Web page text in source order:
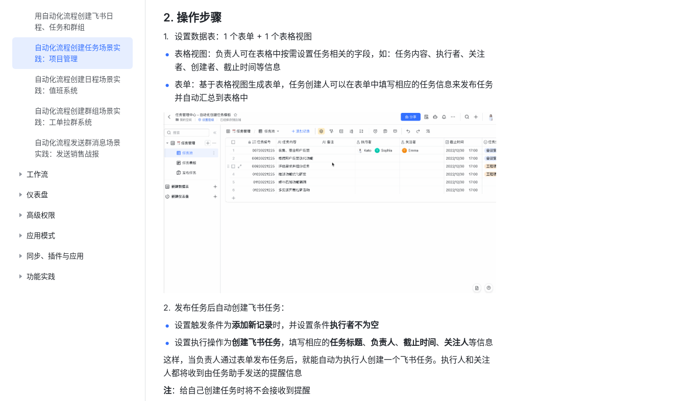
用自动化流程创建飞书日
程、任务和群组
自动化流程创建任务场景实
践：项目管理
自动化流程创建日程场景实
践：值班系统
自动化流程创建群组场景实
践：工单拉群系统
自动化流程发送群消息场景
实践：发送销售战报
工作流
仪表盘
高级权限
应用模式
同步、插件与应用
功能实践
操作步骤
设置数据表：1 个表单 + 1 个表格视图
表格视图：负责人可在表格中按需设置任务相关的字段，如：任务内容、执行者、关注
者、创建者、截止时间等信息
表单：基于表格视图生成表单，任务创建人可以在表单中填写相应的任务信息来发布任务
并自动汇总到表格中
发布任务后自动创建飞书任务：
设置触发条件为添加新记录时，并设置条件执行者不为空
设置执行操作为创建飞书任务，填写相应的任务标题、 负责人、 截止时间、 关注人等信息
这样，当负责人通过表单发布任务后，就能自动为执行人创建一个飞书任务。执行人和关注
人都将收到由任务助手发送的提醒信息
注：给自己创建任务时将不会接收到提醒